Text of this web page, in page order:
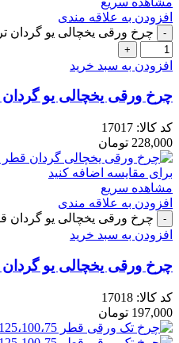
افزودن به علاقه مندی
چرخ ورقی یخچالی یو گردان ترمزدار قطر
افزودن به سبد خرید
چرخ ورقی یخچالی یو گردان ترمزدار
کد کالا: 17017
228,000 تومان
برای مقایسه اضافه کنید
مشاهده سریع
افزودن به علاقه مندی
چرخ ورقی یخچالی یو گردان قطر 75 میلی
افزودن به سبد خرید
چرخ ورقی یخچالی یو گردان قطر 75
کد کالا: 17018
197,000 تومان